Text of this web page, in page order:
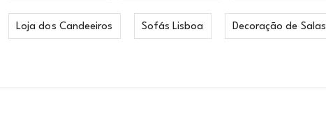
Loja dos Candeeiros Sofás Lisboa Decoração de Salas